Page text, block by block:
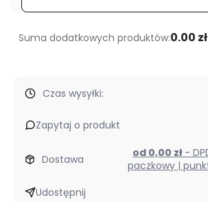
Suma dodatkowych produktów:0.00 zł
Czas wysyłki:
Zapytaj o produkt
Dostawa od 0,00 zł - DPD Pickup (automat
Udostępnij